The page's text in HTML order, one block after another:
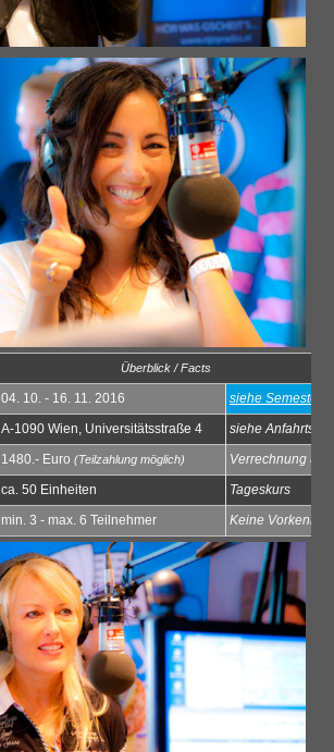
Überblick / Facts
04. 10. - 16. 11. 2016
siehe Semester
A-1090 Wien, Universitätsstraße 4
siehe
1480.- Euro (Teilzahlung möglich)
Verrechnung
ca. 50 Einheiten
Tageskurs
min. 3 - max. 6 Teilnehmer Keine